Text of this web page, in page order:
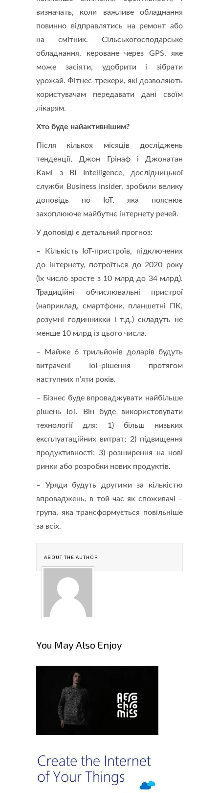
визначать, коли важливе обладнання
повинно відправлятись на ремонт або
на смітник. Сільськогосподарське
обладнання, кероване через GPS, яке
може засіяти, удобрити і зібрати
урожай. Фітнес-трекери, які дозволяють
користувачам передавати дані своїм
лікарям.
Хто буде найактивнішим?
Після кількох місяців досліджень
тенденції, Джон Грінаф і Джонатан
Камі з BI Intelligence, дослідницької
служби Business Insider, зробили велику
доповідь по IoT, яка пояснює
захоплююче майбутнє інтернету речей.
У доповіді є детальний прогноз:
– Кількість IoT-пристроїв, підключених
до інтернету, потроїться до 2020 року
(їх число зросте з 10 млрд до 34 млрд).
Традиційні обчислювальні пристрої
(наприклад, смартфони, планшетні ПК,
розумні годинникки і т.д.) складуть не
менше 10 млрд із цього числа.
– Майже 6 трильйонів доларів будуть
витрачені IoT-рішення протягом
наступних п’яти років.
– Бізнес буде впроваджувати найбільше
рішень IoT. Він буде використовувати
технології для: 1) більш низьких
експлуатаційних витрат; 2) підвищення
продуктивності; 3) розширення на нові
ринки або розробки нових продуктів.
– Уряди будуть другими за кількістю
впроваджень, в той час як споживачі –
група, яка трансформується повільніше
за всіх.
ABOUT THE AUTHOR
You May Also Enjoy